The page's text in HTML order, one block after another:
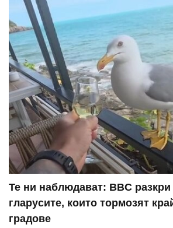
Те ни наблюдават: BBC разкри
гларусите, които тормозят
градове